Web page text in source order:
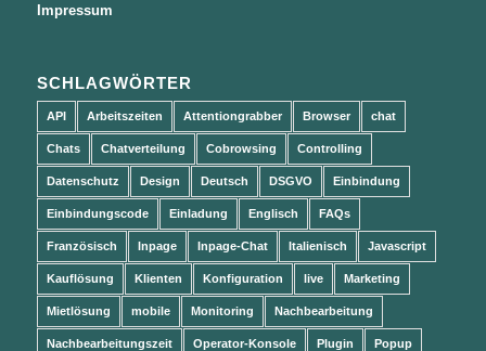
Impressum
SCHLAGWÖRTER
API Arbeitszeiten Attentiongrabber Browser chat
Chats Chatverteilung Cobrowsing Controlling
Datenschutz Design Deutsch DSGVO Einbindung
Einbindungscode Einladung Englisch FAQs
Französisch Inpage Inpage-Chat Italienisch Javascript
Kauflösung Klienten Konfiguration live Marketing
Mietlösung mobile Monitoring Nachbearbeitung
Nachbearbeitungszeit Operator-Konsole Plugin Popup